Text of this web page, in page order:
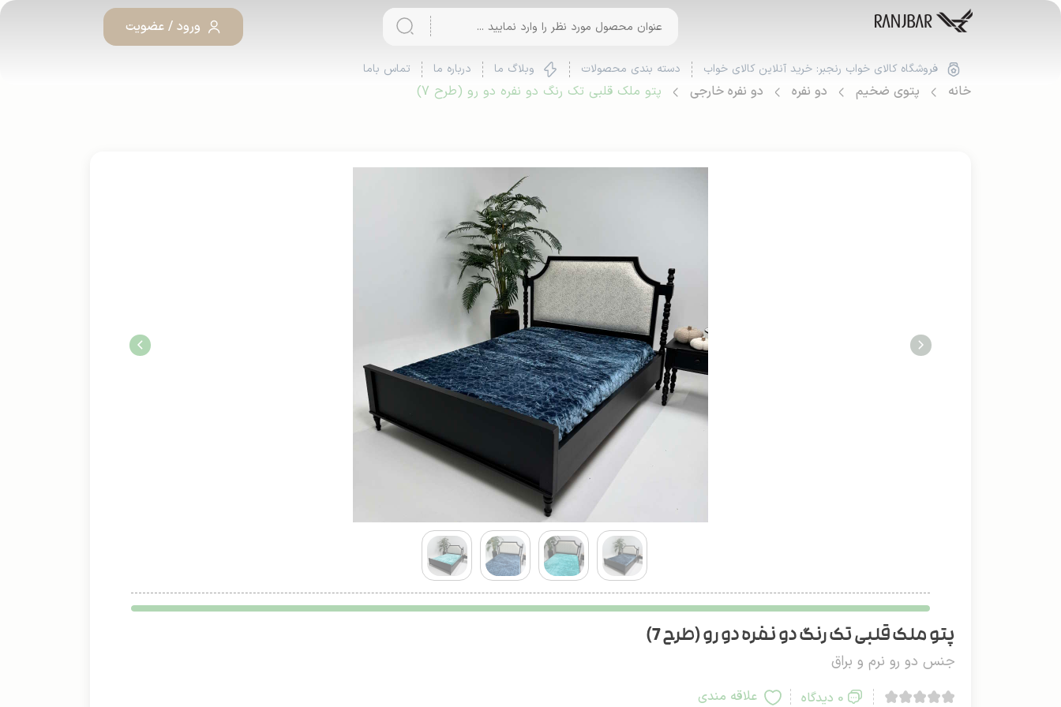
ورود / عضویت
فروشگاه کالای خواب رنجبر: خرید آنلاین کالای خواب دسته بندی محصولات وبلاگ ما درباره ما تماس باما
خانه پتوی ضخیم دو نفره دو نفره خارجی پتو ملک قلبی تک رنگ دو نفره دو رو (طرح 7)
پتو ملک قلبی تک رنگ دو نفره دو رو (طرح 7)
جنس دو رو نرم و براق
0 دیدگاه
علاقه مندی